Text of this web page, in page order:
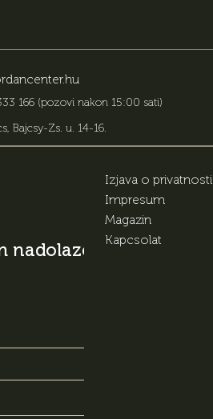
166 (pozovi nakon 15:00 sati)
Bajcsy-Zs. u. 14-16.
nadolazećim
Izjava o privatnosti
Impresum
Magazin
Kapcsolat